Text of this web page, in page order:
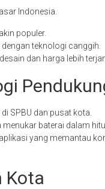
Indonesia.
populer.
teknologi canggih.
dan harga lebih
SPBU dan pusat kota.
baterai dalam
yang memantau
Kota